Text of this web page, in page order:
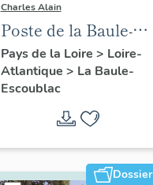
Charles Alain
Poste de la Baule-
Escoublac, place de
la Victoire
Pays de la Loire > Loire-
Atlantique > La Baule-
Escoublac
Dossier